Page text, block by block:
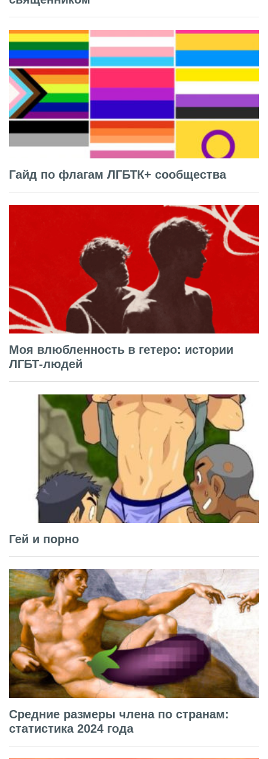
Гайд по флагам ЛГБТК+ сообщества
Моя влюбленность в гетеро: истории
ЛГБТ-людей
Гей и порно
Средние размеры члена по странам:
статистика 2024 года